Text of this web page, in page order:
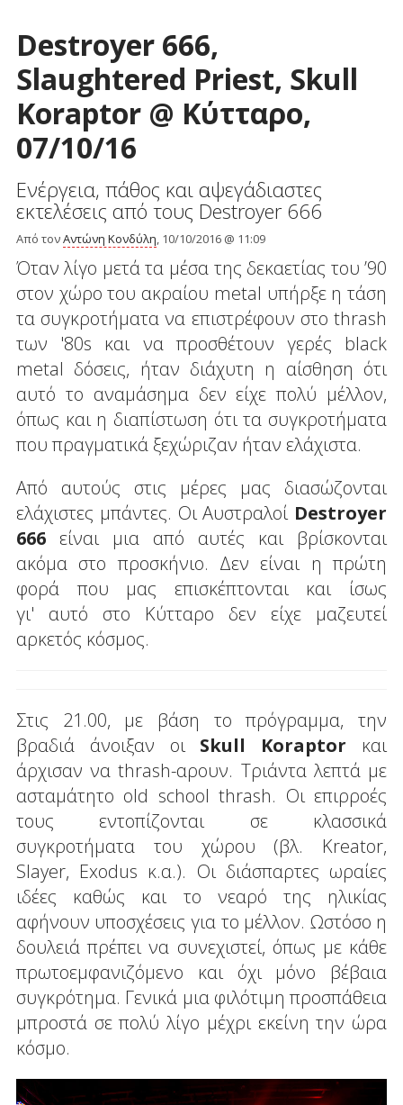
Destroyer 666,
Slaughtered Priest, Skull
Koraptor @ Κύτταρο,
07/10/16
Ενέργεια, πάθος και αψεγάδιαστες
εκτελέσεις από τους Destroyer 666
Από τονΑντώνη Κονδύλη, 10/10/2016 @ 11:09
Όταν λίγο μετά τα μέσα της δεκαετίας του ’90
στον χώρο του ακραίου metal υπήρξε η τάση
τα συγκροτήματα να επιστρέφουν στο thrash
των '80s και να προσθέτουν γερές black
metal δόσεις, ήταν διάχυτη η αίσθηση ότι
αυτό το αναμάσημα δεν είχε πολύ μέλλον,
όπως και η διαπίστωση ότι τα συγκροτήματα
που πραγματικά ξεχώριζαν ήταν ελάχιστα.
Από αυτούς στις μέρες μας διασώζονται
ελάχιστες μπάντες. Οι Αυστραλοί Destroyer
666είναι μια από αυτές και βρίσκονται
ακόμα στο προσκήνιο. Δεν είναι η πρώτη
φορά που μας επισκέπτονται και ίσως
γι' αυτό στο Κύτταρο δεν είχε μαζευτεί
αρκετός κόσμος.
Στις 21.00, με βάση το πρόγραμμα, την
βραδιά άνοιξαν οι Skull Koraptor και
άρχισαν να thrash-αρουν. Τριάντα λεπτά με
ασταμάτητο old school thrash. Οι επιρροές
τους εντοπίζονται σε κλασσικά
συγκροτήματα του χώρου (βλ. Kreator,
Slayer, Exodus κ.α.). Οι διάσπαρτες ωραίες
ιδέες καθώς και το νεαρό της ηλικίας
αφήνουν υποσχέσεις για το μέλλον. Ωστόσο η
δουλειά πρέπει να συνεχιστεί, όπως με κάθε
πρωτοεμφανιζόμενο και όχι μόνο βέβαια
συγκρότημα. Γενικά μια φιλότιμη προσπάθεια
μπροστά σε πολύ λίγο μέχρι εκείνη την ώρα
κόσμο.